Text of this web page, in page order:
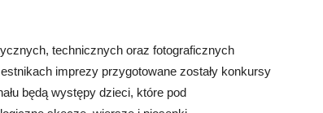
technicznych oraz fotograficznych
imprezy przygotowane zostały konkursy
będą występy dzieci, które pod